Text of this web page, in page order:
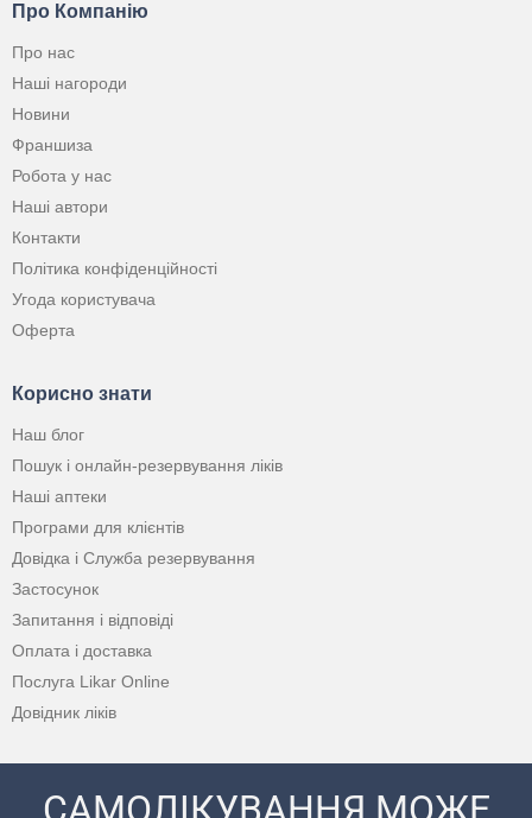
Про Компанію
Про нас
Наші нагороди
Новини
Франшиза
Робота у нас
Наші автори
Контакти
Політика конфіденційності
Угода користувача
Оферта
Корисно знати
Наш блог
Пошук і онлайн-резервування ліків
Наші аптеки
Програми для клієнтів
Довідка і Служба резервування
Застосунок
Запитання і відповіді
Оплата і доставка
Послуга Likar Online
Довідник ліків